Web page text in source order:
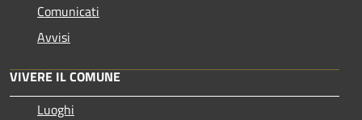
Comunicati
Avvisi
VIVERE IL COMUNE
Luoghi